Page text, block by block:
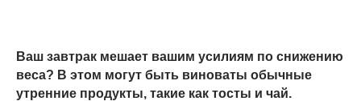
Ваш завтрак мешает вашим усилиям по снижению
веса? В этом могут быть виноваты обычные
утренние продукты, такие как тосты и чай.